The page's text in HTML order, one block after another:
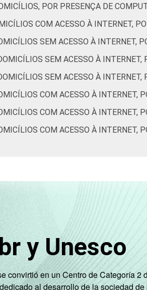
B 54 46 0
DE 37 63 0
NIC.br, Centro Regional de Estudos
de informação e comunicação nos
POR PRESENÇA DE
COM ACESSO À INTERNET,
SEM ACESSO À INTERNET,
SEM ACESSO À
SEM ACESSO À INTERNET,
COM ACESSO À INTERNET,
COM ACESSO À INTERNET,
COM ACESSO À INTERNET,
y Unesco
convirtió en un Centro de Categoría 2
al desarrollo de la sociedad